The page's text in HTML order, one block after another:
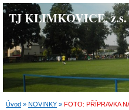
TJ KLIMKOVICE, z.s.
Úvod » NOVINKY » FOTO: PŘÍPRAVKA